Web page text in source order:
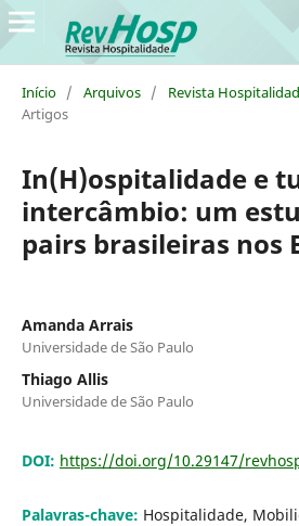
Início / Arquivos / Revista
Artigos
In(H)ospitalidade e
intercâmbio: um
pairs brasileiras nos
Amanda Arrais
Universidade de São Paulo
Thiago Allis
Universidade de São Paulo
DOI: https://doi.org/10.29147/
Palavras-chave: Hospitalidade,